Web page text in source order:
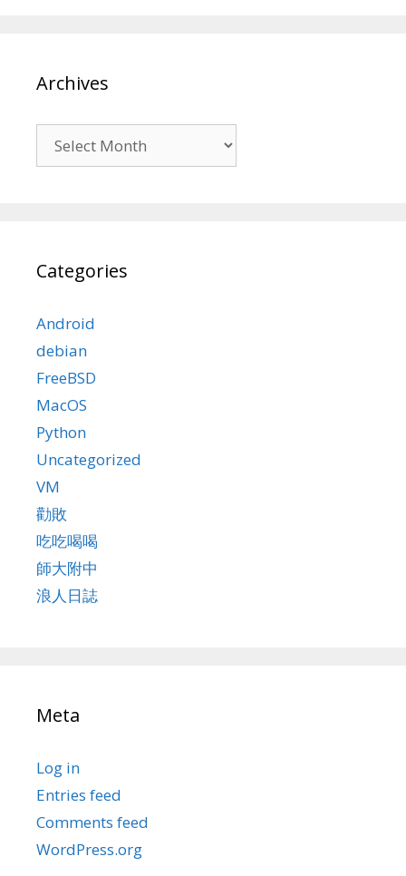
Archives
Categories
Android
debian
FreeBSD
MacOS
Python
Uncategorized
VM
勸敗
吃吃喝喝
師大附中
浪人日誌
Meta
Log in
Entries feed
Comments feed
WordPress.org